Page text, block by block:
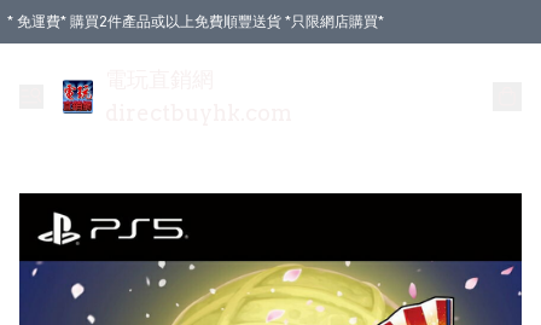
* 免運費* 購買2件產品或以上免費順豐送貨 *只限網店購買*